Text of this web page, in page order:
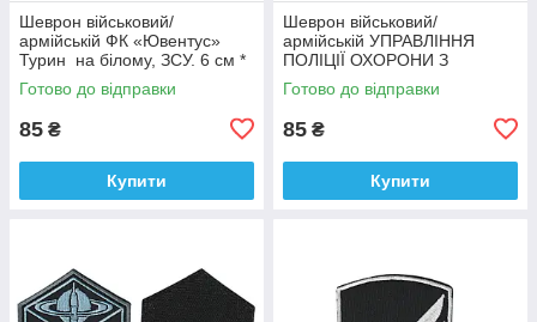
Шеврон військовий/
армійській ФК «Ювентус»
Турин на білому, ЗСУ. 6 см *
9,5 см
Готово до відправки
85 ₴
Купити
Шеврон військовий/
армійській УПРАВЛІННЯ
ПОЛІЦІЇ ОХОРОНИ З
ФІЗИЧНОЇ БЕЗПЕКИ ТИТАН
на чорному, ЗСУ. 8 см * 10
Готово до відправки
85 ₴
Купити